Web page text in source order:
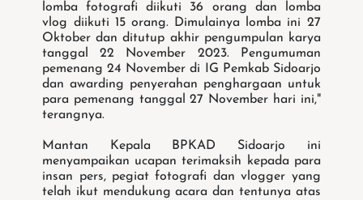
lomba fotografi diikuti 36 orang dan lomba
vlog diikuti 15 orang. Dimulainya lomba ini 27
Oktober dan ditutup akhir pengumpulan karya
tanggal 22 November 2023. Pengumuman
pemenang 24 November di IG Pemkab Sidoarjo
dan awarding penyerahan penghargaan untuk
para pemenang tanggal 27 November hari ini,"
terangnya.
Mantan Kepala BPKAD Sidoarjo ini
menyampaikan ucapan terimaksih kepada para
insan pers, pegiat fotografi dan vlogger yang
telah ikut mendukung acara dan tentunya atas